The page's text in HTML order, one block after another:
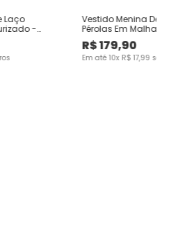
Laço
-
Vestido Menina
Pérolas Em Malha
Carinhoso
R$179,90
Em até10x R$ 17,99 sem